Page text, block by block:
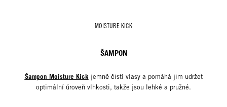
MOISTURE KICK
ŠAMPON
Šampon Moisture Kick jemně čistí vlasy a pomáhá jim udržet
optimální úroveň vlhkosti, takže jsou lehké a pružné.